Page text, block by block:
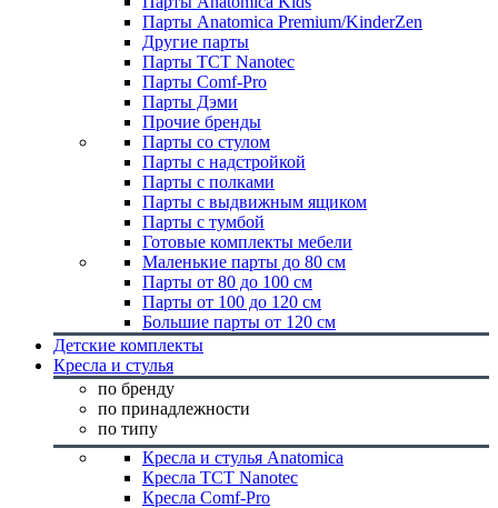
Парты Anatomica Premium/KinderZen
Другие парты
Парты TCT Nanotec
Парты Comf-Pro
Парты Дэми
Прочие бренды
Парты со стулом
Парты с надстройкой
Парты с полками
Парты с выдвижным ящиком
Парты с тумбой
Готовые комплекты мебели
Маленькие парты до 80 см
Парты от 80 до 100 см
Парты от 100 до 120 см
Большие парты от 120 см
Детские комплекты
Кресла и стулья
по бренду
по принадлежности
по типу
Кресла и стулья Anatomica
Кресла TCT Nanotec
Кресла Comf-Pro